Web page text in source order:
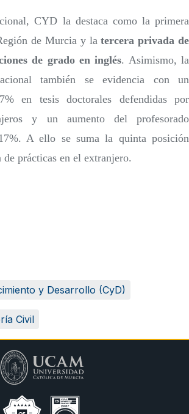
CYD la destaca como la primera
de Murcia y latercera privada de
de grado en inglés. Asimismo, la
también se evidencia con un
en tesis doctorales defendidas por
y un aumento del profesorado
A ello se suma la quinta posición
prácticas en el extranjero.
y Desarrollo (CyD)
Civil